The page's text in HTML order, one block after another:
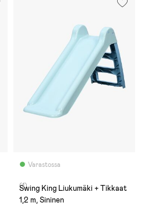
Varastossa
(1)
Swing King Liukumäki + Tikkaat
1,2 m, Sininen